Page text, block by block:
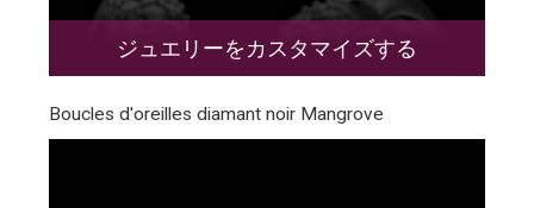
ジュエリーをカスタマイズする
Boucles d'oreilles diamant noir Mangrove